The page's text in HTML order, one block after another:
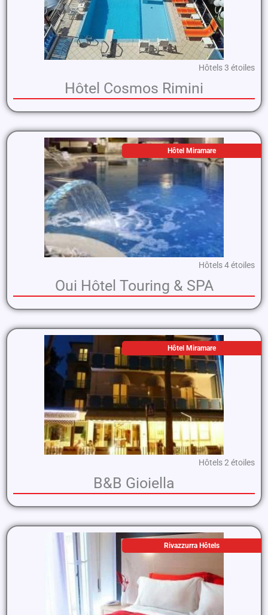
Hôtels 3 étoiles
Hôtel Cosmos Rimini
Hôtel Miramare
Hôtels 4 étoiles
Oui Hôtel Touring & SPA
Hôtel Miramare
Hôtels 2 étoiles
B&B Gioiella
Rivazzurra Hôtels